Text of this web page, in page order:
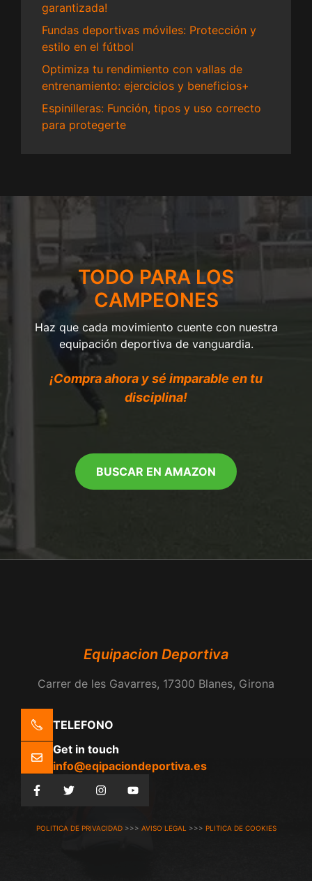
garantizada!
Fundas deportivas móviles: Protección y
estilo en el fútbol
Optimiza tu rendimiento con vallas de
entrenamiento: ejercicios y beneficios+
Espinilleras: Función, tipos y uso correcto
para protegerte
TODO PARA LOS
CAMPEONES
Haz que cada movimiento cuente con nuestra
equipación deportiva de vanguardia.
¡Compra ahora y sé imparable en tu
disciplina!
BUSCAR EN AMAZON
Equipacion Deportiva
Carrer de les Gavarres, 17300 Blanes, Girona
TELEFONO
Get in touch
info@eqipaciondeportiva.es
POLITICA DE PRIVACIDAD>>> AVISO LEGAL >>> PLITICA DE COOKIES